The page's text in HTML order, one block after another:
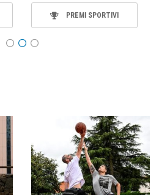
PREMI SPORTIVI